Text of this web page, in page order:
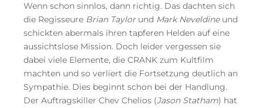
Wenn schon sinnlos, dann richtig. Das dachten sich
die Regisseure Brian Taylorund Mark Neveldineund
schickten abermals ihren tapferen Helden auf eine
aussichtslose Mission. Doch leider vergessen sie
dabei viele Elemente, die CRANK zum Kultfilm
machten und so verliert die Fortsetzung deutlich an
Sympathie. Dies beginnt schon bei der Handlung.
Der Auftragskiller Chev Chelios (Jason Statham) hat